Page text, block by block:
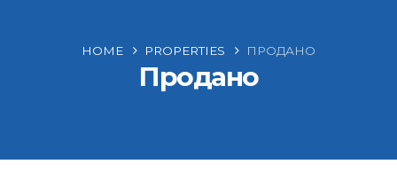
Продано
HOME PROPERTIES ПРОДАНО